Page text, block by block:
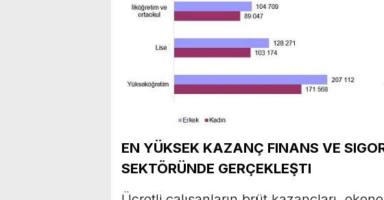
EN YÜKSEK KAZANÇ FINANS VE
SEKTÖRÜNDE GERÇEKLEŞTI